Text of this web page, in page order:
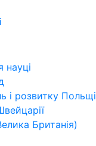
науці
і розвитку Польщі
Британія)